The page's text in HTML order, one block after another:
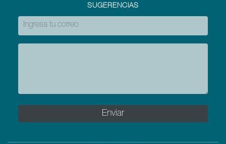
SUGERENCIAS